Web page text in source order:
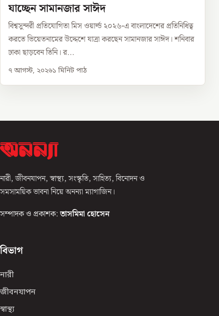
যাচ্ছেন সামানজার সাঈদ
বিশ্বসুন্দরী প্রতিযোগিতা মিস ওয়ার্ল্ড ২০২৬-এ বাংলাদেশের প্রতিনিধিত্ব
করতে ভিয়েতনামের উদ্দেশে যাত্রা করছেন সামানজার সাঈদ। শনিবার
ঢাকা ছাড়বেন তিনি। র...
৭ আগস্ট, ২০২৬১ মিনিট পাঠ
নারী, জীবনযাপন, স্বাস্থ্য, সংস্কৃতি, সাহিত্য, বিনোদন ও
সমসাময়িক ভাবনা নিয়ে অনন্যা ম্যাগাজিন।
সম্পাদক ও প্রকাশক: তাসমিমা হোসেন
বিভাগ
নারী
জীবনযাপন
স্বাস্থ্য